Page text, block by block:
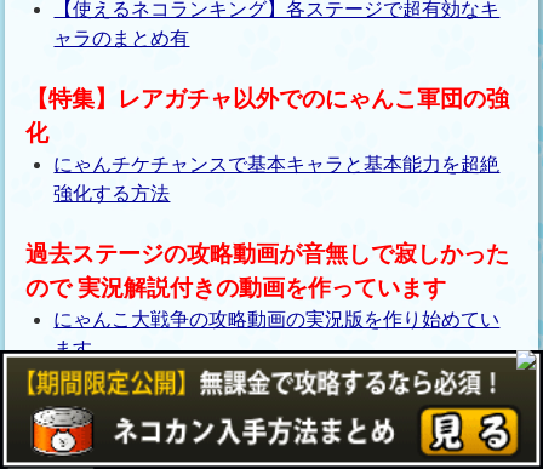
【使えるネコランキング】各ステージで超有効なキ
ャラのまとめ有
【特集】レアガチャ以外でのにゃんこ軍団の強
化
にゃんチケチャンスで基本キャラと基本能力を超絶
強化する方法
過去ステージの攻略動画が音無しで寂しかった
ので 実況解説付きの動画を作っています
にゃんこ大戦争の攻略動画の実況版を作り始めてい
ます。
にゃんこ大戦争 キャラ図鑑 まとめました
にゃんこ大戦争 キャラ図鑑まとめ